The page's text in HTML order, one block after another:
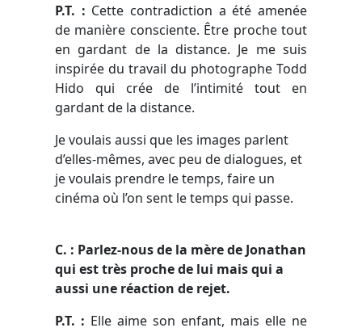
P.T. : Cette contradiction a été amenée
de manière consciente. Être proche tout
en gardant de la distance. Je me suis
inspirée du travail du photographe Todd
Hido qui crée de l’intimité tout en
gardant de la distance.
Je voulais aussi que les images parlent
d’elles-mêmes, avec peu de dialogues, et
je voulais prendre le temps, faire un
cinéma où l’on sent le temps qui passe.
C. : Parlez-nous de la mère de Jonathan
qui est très proche de lui mais qui a
aussi une réaction de rejet.
P.T. : Elle aime son enfant, mais elle ne